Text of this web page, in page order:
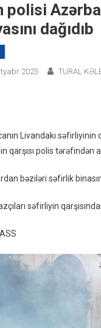
polisi
dağıdıb
2023 TURAL
Livandakı səfirliyinin
qarşısı polis tərəfindən
bəziləri səfirlik
səfirliyin